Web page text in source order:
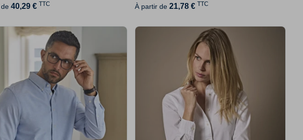
40,29 € TTC À partir de 21,78 € TTC